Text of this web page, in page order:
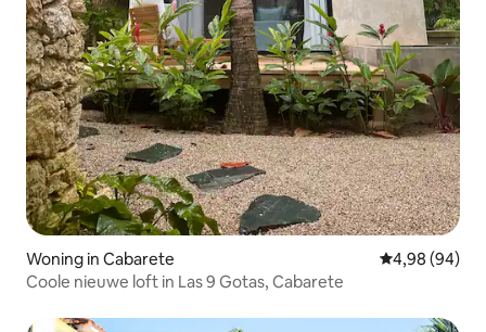
Woning in Cabarete Gemiddelde
4,98 (94)
Coole nieuwe loft in Las 9 Gotas, Cabarete